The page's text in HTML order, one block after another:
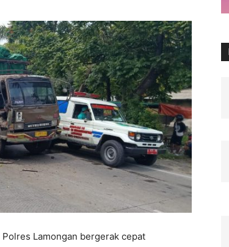
Lamongan bergerak cepat